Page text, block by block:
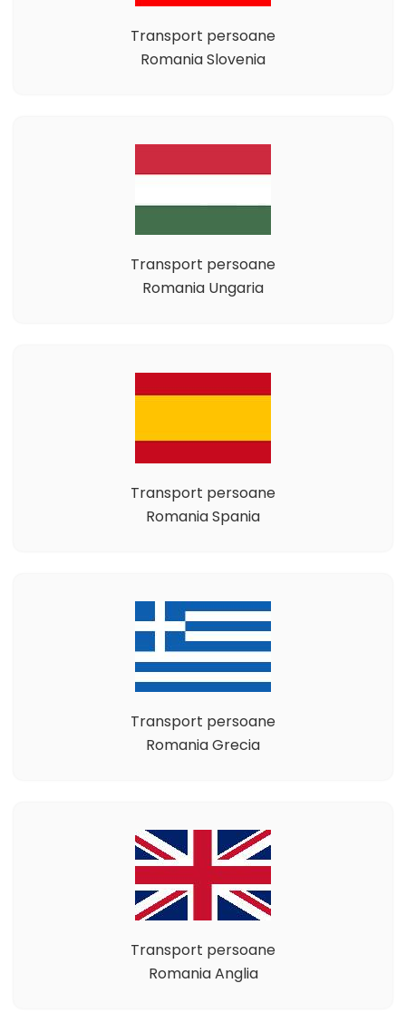
Transport persoane
Romania Slovenia
Transport persoane
Romania Ungaria
Transport persoane
Romania Spania
Transport persoane
Romania Grecia
Transport persoane
Romania Anglia